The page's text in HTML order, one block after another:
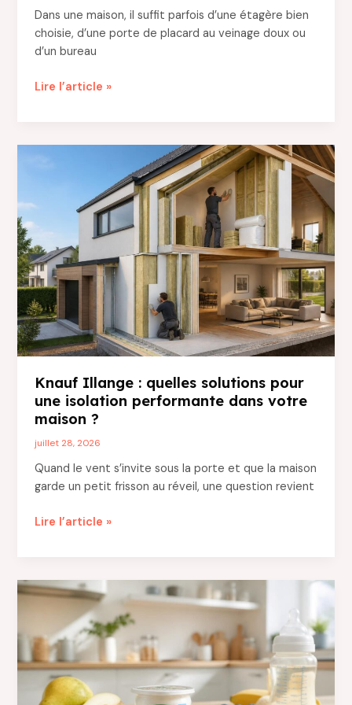
Dans une maison, il suffit parfois d’une étagère bien
choisie, d’une porte de placard au veinage doux ou
d’un bureau
Bois
leur
décoration
et
la
durabilité
à
la
maison
Lire l’article »
Knauf Illange : quelles solutions pour
une isolation performante dans votre
maison ?
juillet 28, 2026
Quand le vent s’invite sous la porte et que la maison
garde un petit frisson au réveil, une question revient
Knauf
solutions
isolation
performante
dans
votre
Lire l’article »